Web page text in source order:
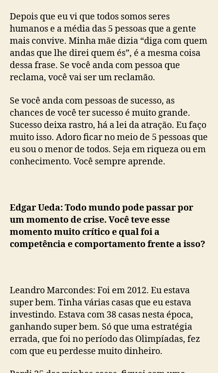
Depois que eu vi que todos somos seres
humanos e a média das 5 pessoas que a gente
mais convive. Minha mãe dizia “diga com quem
andas que lhe direi quem és”, é a mesma coisa
dessa frase. Se você anda com pessoa que
reclama, você vai ser um reclamão.
Se você anda com pessoas de sucesso, as
chances de você ter sucesso é muito grande.
Sucesso deixa rastro, há a lei da atração. Eu faço
muito isso. Adoro ficar no meio de 5 pessoas que
eu sou o menor de todos. Seja em riqueza ou em
conhecimento. Você sempre aprende.
Edgar Ueda: Todo mundo pode passar por
um momento de crise. Você teve esse
momento muito crítico e qual foi a
competência e comportamento frente a isso?
Leandro Marcondes: Foi em 2012. Eu estava
super bem. Tinha várias casas que eu estava
investindo. Estava com 38 casas nesta época,
ganhando super bem. Só que uma estratégia
errada, que foi no período das Olimpíadas, fez
com que eu perdesse muito dinheiro.